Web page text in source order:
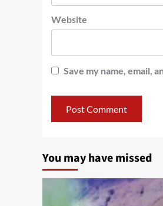
Website
Save my name, email,
You may have missed